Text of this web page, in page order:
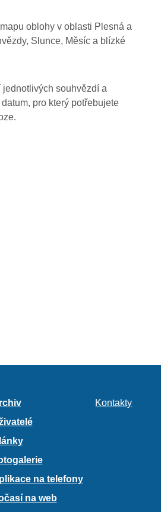
oblohy v oblasti Plesná a
Slunce, Měsíc a blízké
souhvězdí a
pro který potřebujete
na telefony
na web
Kontakty